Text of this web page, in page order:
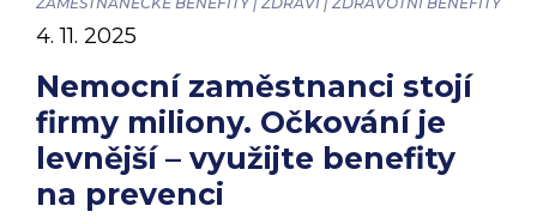
Nemocní zaměstnanci stojí
firmy miliony. Očkování je
levnější – využijte benefity
na prevenci
4. 11. 2025